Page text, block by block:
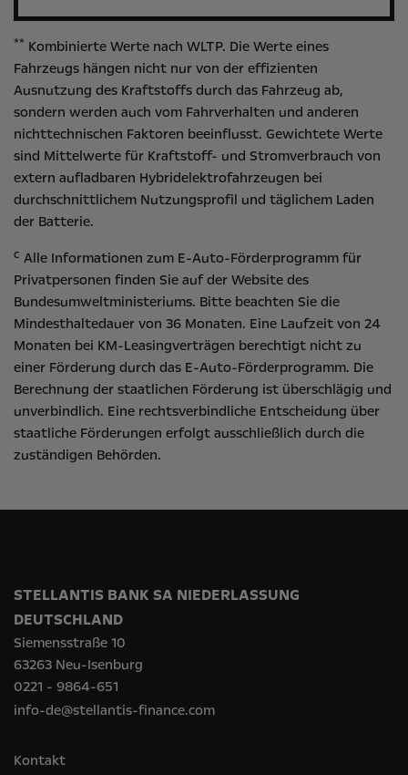
** Kombinierte Werte nach WLTP. Die Werte eines
Fahrzeugs hängen nicht nur von der effizienten
Ausnutzung des Kraftstoffs durch das Fahrzeug ab,
sondern werden auch vom Fahrverhalten und anderen
nichttechnischen Faktoren beeinflusst. Gewichtete Werte
sind Mittelwerte für Kraftstoff- und Stromverbrauch von
extern aufladbaren Hybridelektrofahrzeugen bei
durchschnittlichem Nutzungsprofil und täglichem Laden
der Batterie.
c Alle Informationen zum E-Auto-Förderprogramm für
Privatpersonen finden Sie auf der Website des
Bundesumweltministeriums. Bitte beachten Sie die
Mindesthaltedauer von 36 Monaten. Eine Laufzeit von 24
Monaten bei KM-Leasingverträgen berechtigt nicht zu
einer Förderung durch das E-Auto-Förderprogramm. Die
Berechnung der staatlichen Förderung ist überschlägig und
unverbindlich. Eine rechtsverbindliche Entscheidung über
staatliche Förderungen erfolgt ausschließlich durch die
zuständigen Behörden.
STELLANTIS BANK SA NIEDERLASSUNG
DEUTSCHLAND
Siemensstraße 10
63263 Neu-Isenburg
0221 - 9864-651
info-de@stellantis-finance.com
Kontakt